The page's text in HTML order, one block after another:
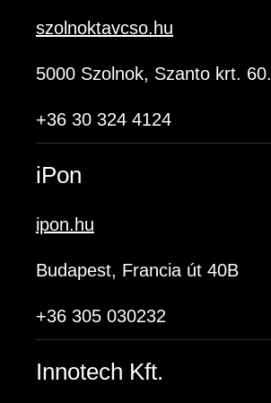
szolnoktavcso.hu
5000 Szolnok, Szanto krt. 60.
+36 30 324 4124
iPon
ipon.hu
Budapest, Francia út 40B
+36 305 030232
Innotech Kft.